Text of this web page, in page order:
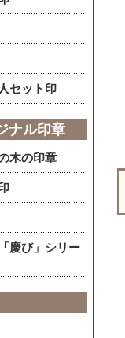
セット印
ナル印章
木の印章
慶び」シリー